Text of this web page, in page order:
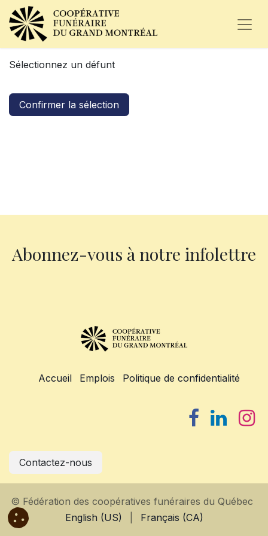
Sélectionnez un défunt
Confirmer la sélection
Abonnez-vous à notre infolettre
Accueil Emplois Politique de confidentialité
Contactez-nous
© Fédération des coopératives funéraires du Québec
English (US)
Français (CA)